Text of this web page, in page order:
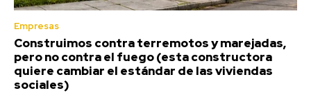
Empresas
Construimos contra terremotos y marejadas,
pero no contra el fuego (esta constructora
quiere cambiar el estándar de las viviendas
sociales)